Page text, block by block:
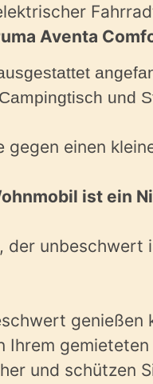
Aventa
und
einen
ist ein
der
Ihrem
und schützen